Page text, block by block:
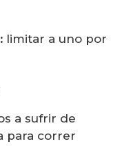
limitar a uno por
a sufrir de
para correr